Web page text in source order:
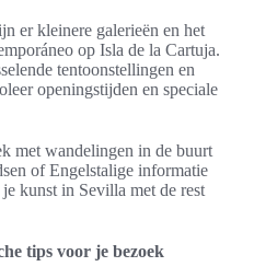
er kleinere galerieën en het
op Isla de la Cartuja.
tentoonstellingen en
openingstijden en speciale
met wandelingen in de buurt
of Engelstalige informatie
kunst in Sevilla met de rest
tips voor je bezoek